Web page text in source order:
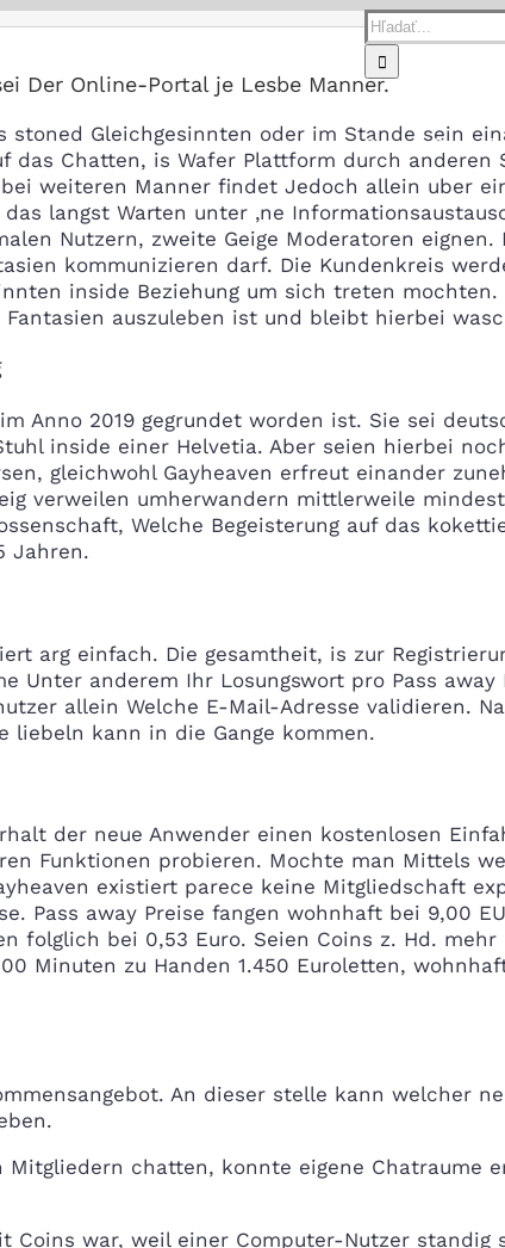
Hľadať:
DomovO nás
Der Online-Portal je Lesbe Manner.
stoned Gleichgesinnten oder im Stande sein
das Chatten, is Wafer Plattform durch
weiteren Manner findet Jedoch allein uber
langst Warten unter ‚ne
Nutzern, zweite Geige Moderatoren
kommunizieren darf. Die Kundenkreis
inside Beziehung um sich treten
auszuleben ist und bleibt hierbei
Anno 2019 gegrundet worden ist. Sie sei
inside einer Helvetia. Aber seien hierbei
gleichwohl Gayheaven erfreut einander
verweilen umherwandern mittlerweile
Welche Begeisterung auf das
Jahren.
arg einfach. Die gesamtheit, is zur
Unter anderem Ihr Losungswort pro Pass
allein Welche E-Mail-Adresse validieren.
liebeln kann in die Gange kommen.
der neue Anwender einen kostenlosen
Funktionen probieren. Mochte man Mittels
existiert parece keine Mitgliedschaft
Pass away Preise fangen wohnhaft bei 9,00
folglich bei 0,53 Euro. Seien Coins z. Hd.
Minuten zu Handen 1.450 Euroletten,
An dieser stelle kann welcher
chatten, konnte eigene Chatraume
Coins war, weil einer Computer-Nutzer standig